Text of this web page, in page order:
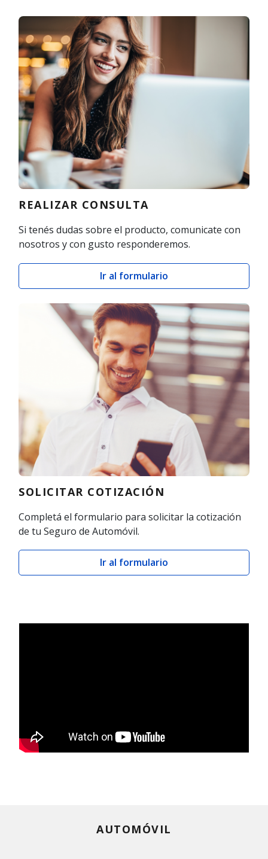
REALIZAR CONSULTA
Si tenés dudas sobre el producto, comunicate con
nosotros y con gusto responderemos.
Ir al formulario
SOLICITAR COTIZACIÓN
Completá el formulario para solicitar la cotización
de tu Seguro de Automóvil.
Ir al formulario
AUTOMÓVIL